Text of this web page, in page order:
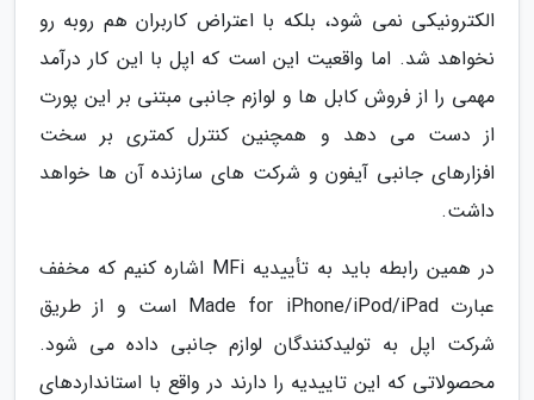
الکترونیکی نمی شود، بلکه با اعتراض کاربران هم روبه رو
نخواهد شد. اما واقعیت این است که اپل با این کار درآمد
مهمی را از فروش کابل ها و لوازم جانبی مبتنی بر این پورت
از دست می دهد و همچنین کنترل کمتری بر سخت
افزارهای جانبی آیفون و شرکت های سازنده آن ها خواهد
داشت.
در همین رابطه باید به تأییدیه MFi اشاره کنیم که مخفف
عبارت Made for iPhone/iPod/iPad است و از طریق
شرکت اپل به تولیدکنندگان لوازم جانبی داده می شود.
محصولاتی که این تاییدیه را دارند در واقع با استانداردهای